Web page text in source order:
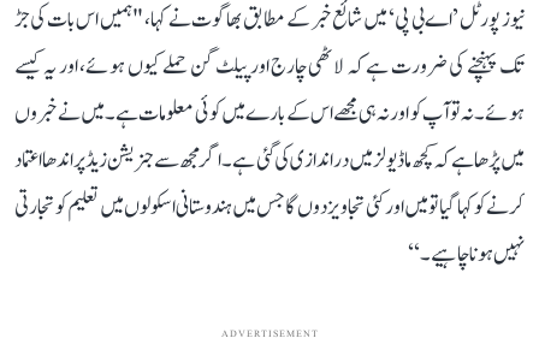
نیوز پورٹل ’اے بی پی‘ میں شائع خبر کے مطابق بھاگوت نے کہا، "ہمیں اس بات کی جڑ
تک پہنچنے کی ضرورت ہے کہ لاٹھی چارج اور پیلٹ گن حملے کیوں ہوئے، اور یہ کیسے
ہوئے۔ نہ تو آپ کو اور نہ ہی مجھے اس کے بارے میں کوئی معلومات ہے۔ میں نے خبروں
میں پڑھا ہے کہ کچھ ماڈیولز میں دراندازی کی گئی ہے۔ اگر مجھ سے جنریشن زیڈ پر اندھا اعتماد
کرنے کو کہا گیا تو میں اور کئی تجاویز دوں گا جس میں ہندوستانی اسکولوں میں تعلیم کو تجارتی
نہیں ہونا چاہیے۔‘‘
ADVERTISEMENT